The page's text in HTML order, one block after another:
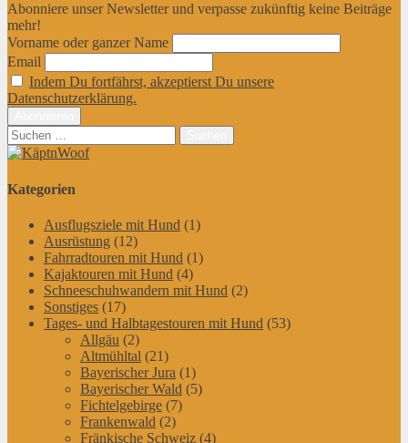
Abonniere unser Newsletter und verpasse zukünftig keine Beiträge
mehr!
Vorname oder ganzer Name
Email
Indem Du fortfährst, akzeptierst Du unsere
Datenschutzerklärung.
Suchen
nach:
Kategorien
Ausflugsziele mit Hund (1)
Ausrüstung (12)
Fahrradtouren mit Hund (1)
Kajaktouren mit Hund (4)
Schneeschuhwandern mit Hund (2)
Sonstiges (17)
Tages- und Halbtagestouren mit Hund (53)
Allgäu (2)
Altmühltal (21)
Bayerischer Jura (1)
Bayerischer Wald (5)
Fichtelgebirge (7)
Frankenwald (2)
Fränkische Schweiz (4)